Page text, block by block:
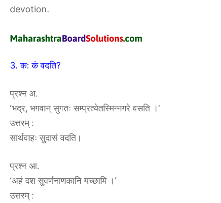
devotion.
3. क: कं वदति?
प्रश्न अ.
‘भद्र, भगवान् सुगतः सम्प्रत्येतस्मिन्नगरे वसति ।’
उत्तरम्‌ :‌
सार्थवाहः सुदासं वदति।
प्रश्न आ.
‘अहं दश सुवर्णनाणकानि यच्छामि ।’
उत्तरम्‌ :‌